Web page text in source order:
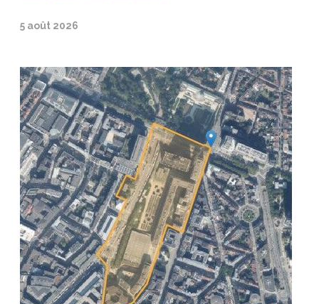
5 août 2026